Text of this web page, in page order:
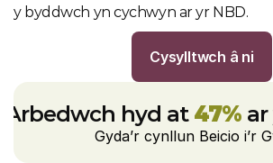
y byddwch yn cychwyn ar yr NBD.
Cysylltwch â ni
Arbedwch hyd at 47% ar
Gyda’r cynllun Beicio i’r